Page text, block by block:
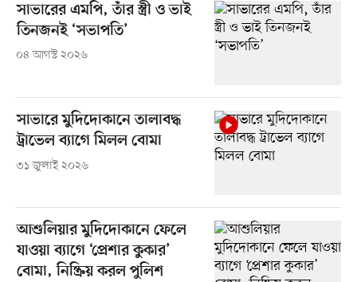
সাভারের এমপি, তাঁর স্ত্রী ও ভাই
তিনজনই ‘সভাপতি’
০৪ আগস্ট ২০২৬
সাভারে মুদিদোকানে তালাবদ্ধ
ট্রাভেল ব্যাগে মিলল বোমা
৩১ জুলাই ২০২৬
আশুলিয়ার মুদিদোকানে ফেলে
যাওয়া ব্যাগে ‘প্রেশার কুকার’
বোমা, নিষ্ক্রিয় করল পুলিশ